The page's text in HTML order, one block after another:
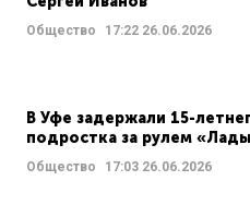
Общество 17:22 26.06.2026
В Уфе задержали 15-
подростка за рулем
Общество 17:03 26.06.2026